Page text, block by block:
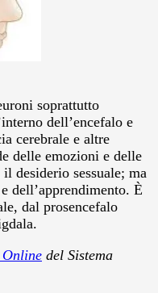
soprattutto
dell’encefalo e
cerebrale e altre
delle emozioni e delle
desiderio sessuale; ma
dell’apprendimento. È
dal prosencefalo
Online del Sistema